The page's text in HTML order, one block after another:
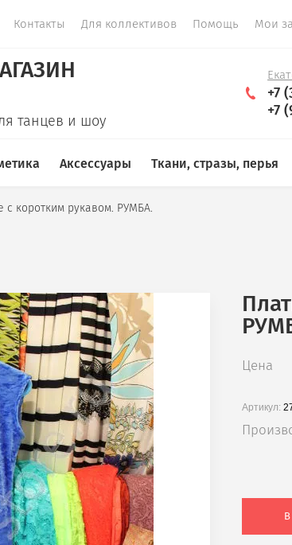
Контакты Для коллективов Помощь Мои
танцев и шоу
+7
+7
Аксессуары Ткани, стразы, перья
с коротким рукавом. РУМБА.
Цена
Артикул: